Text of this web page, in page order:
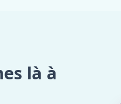
là à